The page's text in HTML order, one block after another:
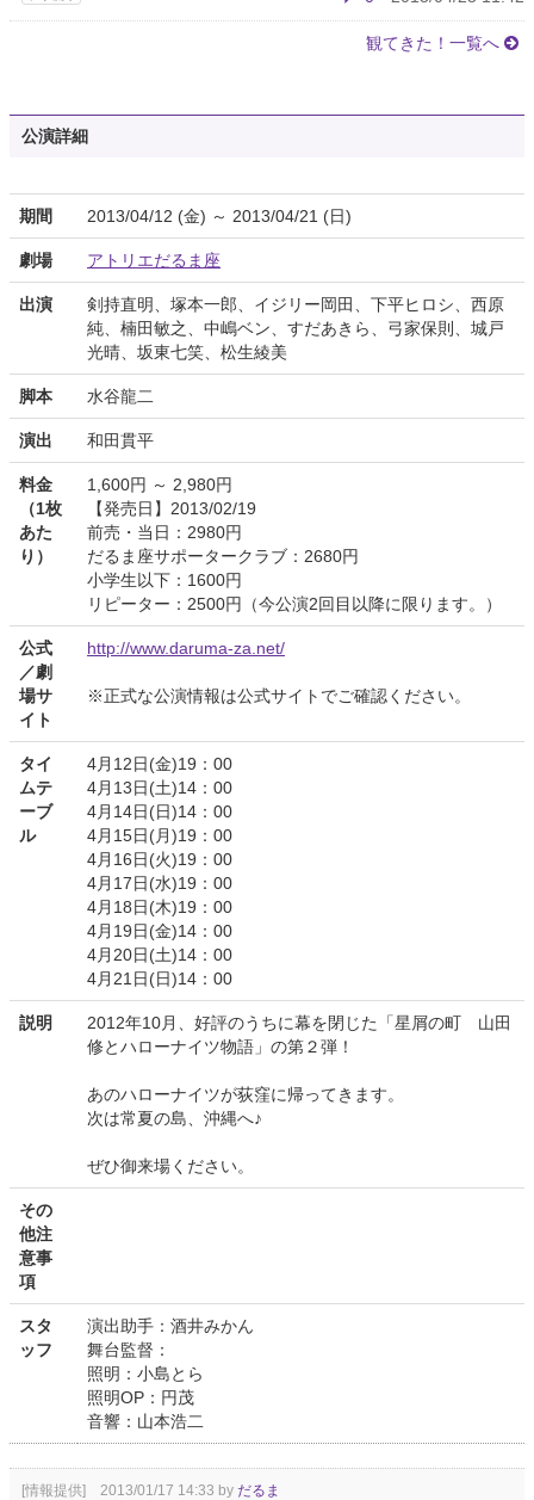
観てきた！一覧へ
公演詳細
期間 2013/04/12 (金) ～ 2013/04/21 (日)
劇場 アトリエだるま座
出演
剣持直明、塚本一郎、イジリー岡田、下平ヒロシ、西原
純、楠田敏之、中嶋ベン、すだあきら、弓家保則、城戸
光晴、坂東七笑、松生綾美
脚本 水谷龍二
演出 和田貫平
料金
（1枚
あた
り）
1,600円 ～ 2,980円
【発売日】2013/02/19
前売・当日：2980円
だるま座サポータークラブ：2680円
小学生以下：1600円
リピーター：2500円（今公演2回目以降に限ります。）
公式
／劇
場サ
イト
http://www.daruma-za.net/
※正式な公演情報は公式サイトでご確認ください。
タイ
ムテ
ーブ
ル
4月12日(金)19：00
4月13日(土)14：00
4月14日(日)14：00
4月15日(月)19：00
4月16日(火)19：00
4月17日(水)19：00
4月18日(木)19：00
4月19日(金)14：00
4月20日(土)14：00
4月21日(日)14：00
説明
2012年10月、好評のうちに幕を閉じた「星屑の町 山田
修とハローナイツ物語」の第２弾！
あのハローナイツが荻窪に帰ってきます。
次は常夏の島、沖縄へ♪
ぜひ御来場ください。
その
他注
意事
項
スタ
ッフ
演出助手：酒井みかん
舞台監督：
照明：小島とら
照明OP：円茂
音響：山本浩二
[情報提供] 2013/01/17 14:33 by だるま